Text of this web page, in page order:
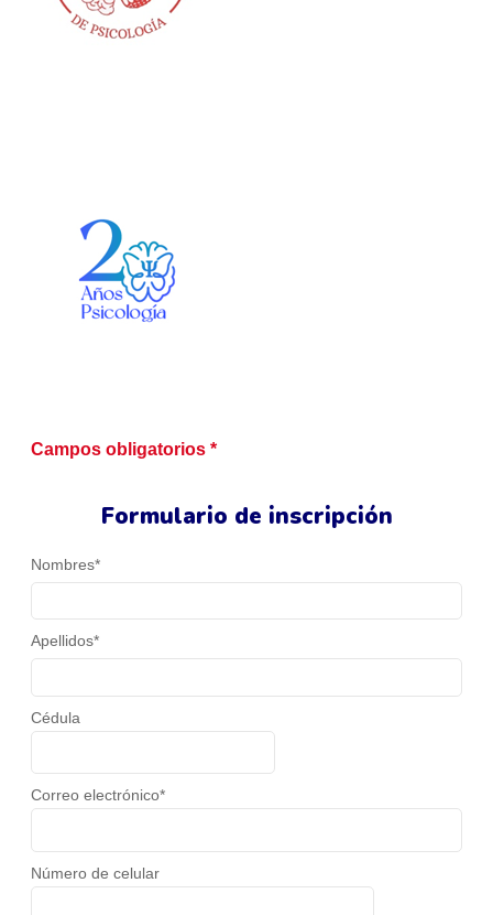
Campos obligatorios *
Formulario de inscripción
Nombres*
Apellidos*
Cédula
Correo electrónico*
Número de celular